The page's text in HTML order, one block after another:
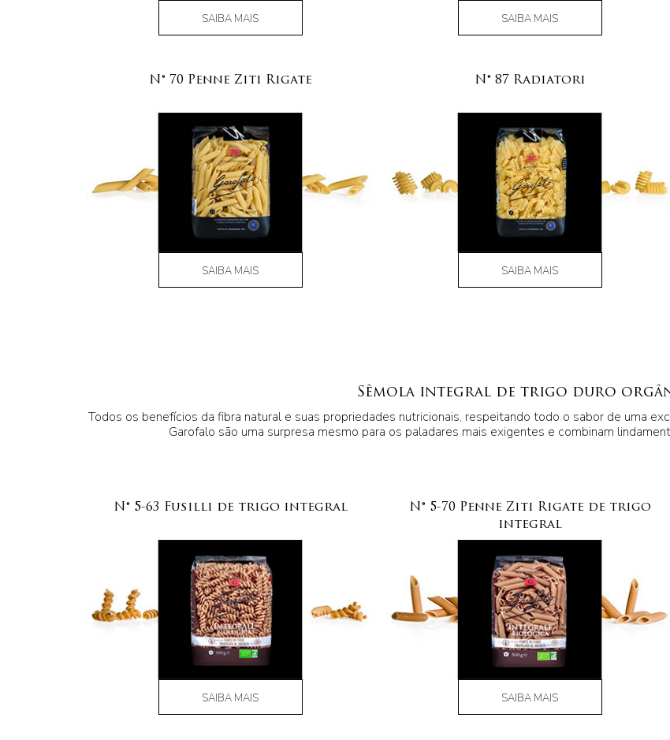
SAIBA MAIS SAIBA MAIS
N° 70 Penne Ziti Rigate
SAIBA MAIS
N° 87 Radiatori
SAIBA MAIS
Sêmola integral de trigo duro
Todos os benefícios da fibra natural e suas propriedades nutricionais, respeitando todo o sabor de uma
Garofalo são uma surpresa mesmo para os paladares mais exigentes e combinam
N° 5-63 Fusilli de trigo integral
SAIBA MAIS
N° 5-70 Penne Ziti Rigate de trigo
integral
SAIBA MAIS